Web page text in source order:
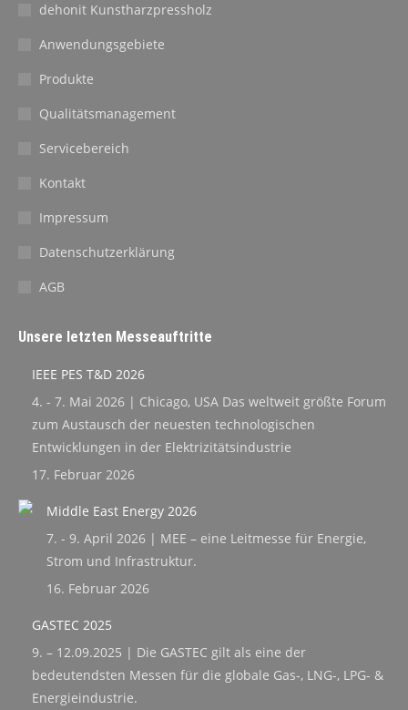
dehonit Kunstharzpressholz
Anwendungsgebiete
Produkte
Qualitätsmanagement
Servicebereich
Kontakt
Impressum
Datenschutzerklärung
AGB
Unsere letzten Messeauftritte
IEEE PES T&D 2026
4. - 7. Mai 2026 | Chicago, USA Das weltweit größte Forum
zum Austausch der neuesten technologischen
Entwicklungen in der Elektrizitätsindustrie
17. Februar 2026
Middle East Energy 2026
7. - 9. April 2026 | MEE – eine Leitmesse für Energie,
Strom und Infrastruktur.
16. Februar 2026
GASTEC 2025
9. – 12.09.2025 | Die GASTEC gilt als eine der
bedeutendsten Messen für die globale Gas-, LNG-, LPG- &
Energieindustrie.